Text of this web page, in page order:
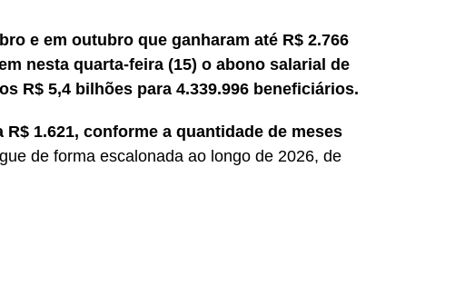
e em outubro que ganharam até R$ 2.766
nesta quarta-feira (15) o abono salarial de
R$ 5,4 bilhões para 4.339.996 beneficiários.
1.621, conforme a quantidade de meses
de forma escalonada ao longo de 2026, de